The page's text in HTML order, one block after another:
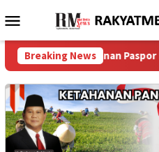
ke
Menu
Mobile
Breaking News
Paspor Elektronik di